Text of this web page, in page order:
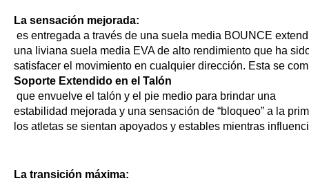
La sensación mejorada:
es entregada a través de una suela media BOUNCE
una liviana suela media EVA de alto rendimiento que ha
satisfacer el movimiento en cualquier dirección. Esta se
Soporte Extendido en el Talón
que envuelve el talón y el pie medio para brindar una
estabilidad mejorada y una sensación de “bloqueo” a la
los atletas se sientan apoyados y estables mientras
La transición máxima: